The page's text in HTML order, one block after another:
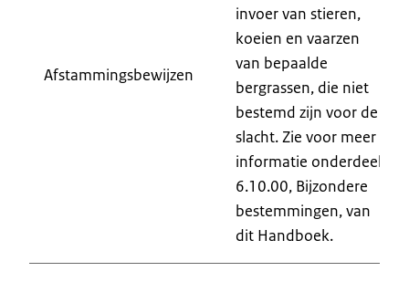
Afstammingsbewijzen
invoer van stieren,
koeien en vaarzen
van bepaalde
bergrassen, die niet
bestemd zijn voor de
slacht. Zie voor meer
informatie onderdeel
6.10.00, Bijzondere
bestemmingen, van
dit Handboek.